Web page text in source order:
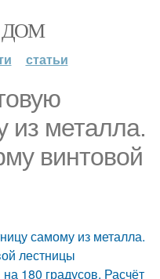
статьи
из металла.
винтовой
самому из металла.
лестницы
180 градусов. Расчёт